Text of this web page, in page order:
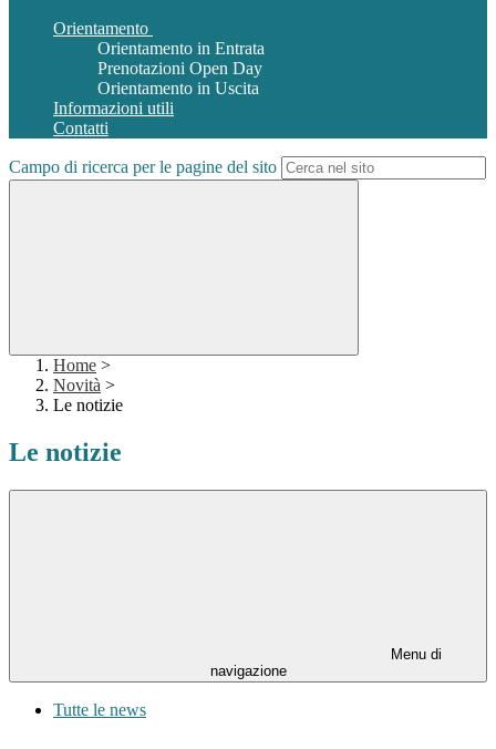
Orientamento
Orientamento in Entrata
Prenotazioni Open Day
Orientamento in Uscita
Informazioni utili
Contatti
Campo di ricerca per le pagine del sito
Home >
Novità >
Le notizie
Le notizie
Menu di
navigazione
Tutte le news